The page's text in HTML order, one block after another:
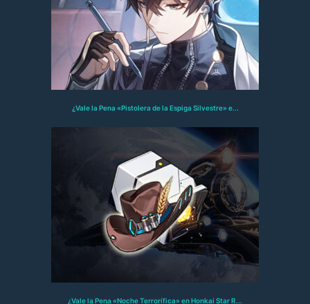
¿Vale la Pena «Pistolera de la Espiga Silvestre» e...
¿Vale la Pena «Noche Terrorífica» en Honkai Star R...